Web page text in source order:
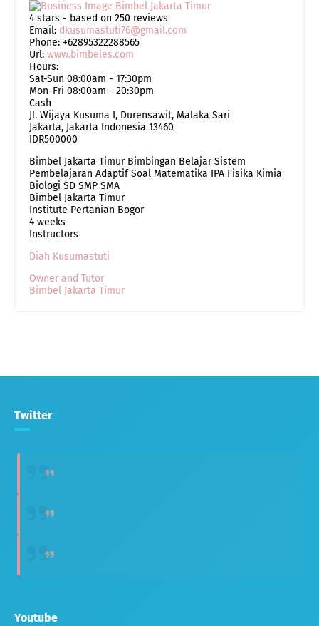
4 stars - based on 250 reviews
Email: dkusumastuti76@gmail.com
Phone: +62895322288565
Url: www.bimbeles.com
Hours:
Sat-Sun 08:00am - 17:30pm
Mon-Fri 08:00am - 20:30pm
Cash
Jl. Wijaya Kusuma I, Durensawit, Malaka Sari
Jakarta, Jakarta Indonesia 13460
IDR500000
Bimbel Jakarta Timur Bimbingan Belajar Sistem
Pembelajaran Adaptif Soal Matematika IPA Fisika Kimia
Biologi SD SMP SMA
Bimbel Jakarta Timur
Institute Pertanian Bogor
4 weeks
Instructors
Diah Kusumastuti
Owner and Tutor
Bimbel Jakarta Timur
Twitter
Youtube